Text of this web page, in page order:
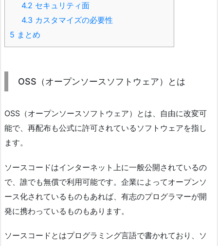
4.2 セキュリティ面
4.3 カスタマイズの必要性
5 まとめ
OSS（オープンソースソフトウェア）とは
OSS（オープンソースソフトウェア）とは、自由に改変可
能で、再配布も公式に許可されているソフトウェアを指し
ます。
ソースコードはインターネット上に一般公開されているの
で、誰でも無償で利用可能です。企業によってオープンソ
ース化されているものもあれば、有志のプログラマーが開
発に携わっているものもあります。
ソースコードとはプログラミング言語で書かれており、ソ